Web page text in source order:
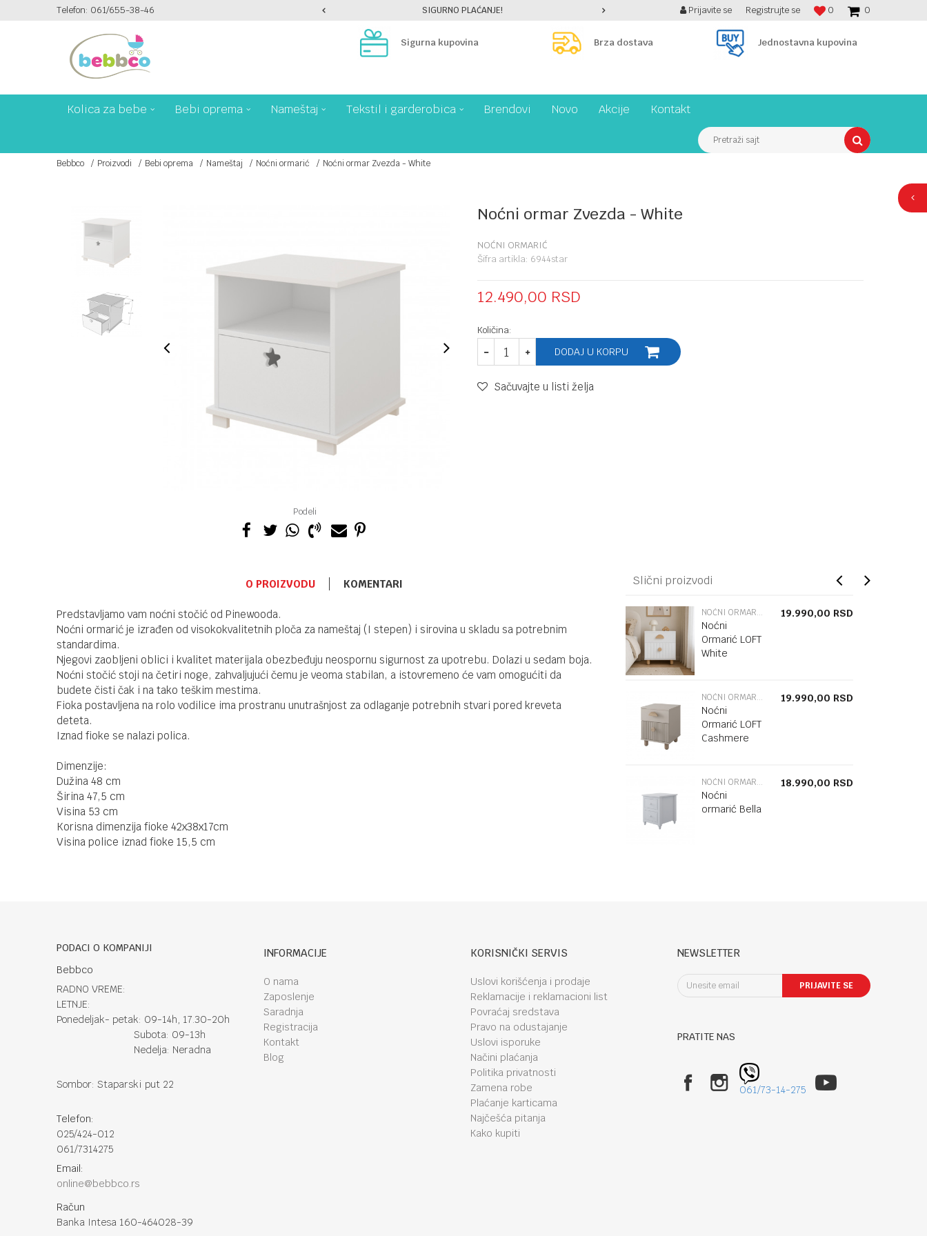
Telefon: 061/655-38-46PLAĆANJE PLATNIM KARTICAMA NA 6 RATA! SIGURNO PLAĆANJE! BESPLATNA ISPORUKA PREKO 7900 din! 0
0
Prijavite se Registrujte se
Sigurna kupovina Brza dostava Jednostavna kupovina
Kolica za bebe Bebi oprema Nameštaj Tekstil i garderobica Brendovi Novo Akcije Kontakt
Pretraži sajt
Bebbco Proizvodi Bebi oprema Nameštaj Noćni ormarić Noćni ormar Zvezda - White
Podeli
Noćni ormar Zvezda - White
NOĆNI ORMARIĆ
Šifra artikla: 6944star
12.490,00 RSD
Količina:
DODAJ U KORPU
Sačuvajte u listi želja
O PROIZVODU KOMENTARI
Predstavljamo vam noćni stočić od Pinewooda.
Noćni ormarić je izrađen od visokokvalitetnih ploča za nameštaj (I stepen) i sirovina u skladu sa potrebnim
standardima.
Njegovi zaobljeni oblici i kvalitet materijala obezbeđuju neospornu sigurnost za upotrebu. Dolazi u sedam boja.
Noćni stočić stoji na četiri noge, zahvaljujući čemu je veoma stabilan, a istovremeno će vam omogućiti da
budete čisti čak i na tako teškim mestima.
Fioka postavljena na rolo vodilice ima prostranu unutrašnjost za odlaganje potrebnih stvari pored kreveta
deteta.
Iznad fioke se nalazi polica.
Dimenzije:
Dužina 48 cm
Širina 47,5 cm
Visina 53 cm
Korisna dimenzija fioke 42x38x17cm
Visina police iznad fioke 15,5 cm
Slični proizvodi
Noćni ormar
Grey
Noćni ormar
NOĆNI ORMARIĆ
Noćni
Ormarić LOFT
White
19.990,00 RSD
NOĆNI ORMARIĆ
Noćni
Ormarić LOFT
Cashmere
19.990,00 RSD
NOĆNI ORMARIĆ
Noćni
ormarić Bella
18.990,00 RSD
PODACI O KOMPANIJI
Bebbco
RADNO VREME:
LETNJE:
Ponedeljak- petak: 09-14h, 17.30-20h
Subota: 09-13h
Nedelja: Neradna
Sombor: Staparski put 22
Telefon:
025/424-012
061/7314275
Email:
online@bebbco.rs
Račun
Banka Intesa 160-464028-39
INFORMACIJE
O nama
Zaposlenje
Saradnja
Registracija
Kontakt
Blog
KORISNIČKI SERVIS
Uslovi korišćenja i prodaje
Reklamacije i reklamacioni list
Povraćaj sredstava
Pravo na odustajanje
Uslovi isporuke
Načini plaćanja
Politika privatnosti
Zamena robe
Plaćanje karticama
Najčešća pitanja
Kako kupiti
NEWSLETTER
PRIJAVITE SE
PRATITE NAS
061/73-14-275